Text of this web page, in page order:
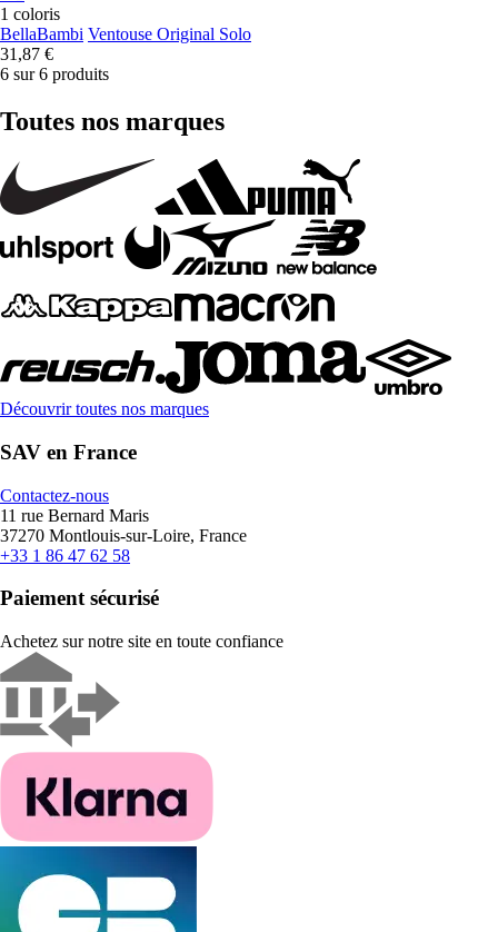
1 coloris
BellaBambi Ventouse Original Solo
31,87 €
6 sur 6 produits
Toutes nos marques
Découvrir toutes nos marques
SAV en France
Contactez-nous
11 rue Bernard Maris
37270 Montlouis-sur-Loire, France
+33 1 86 47 62 58
Paiement sécurisé
Achetez sur notre site en toute confiance